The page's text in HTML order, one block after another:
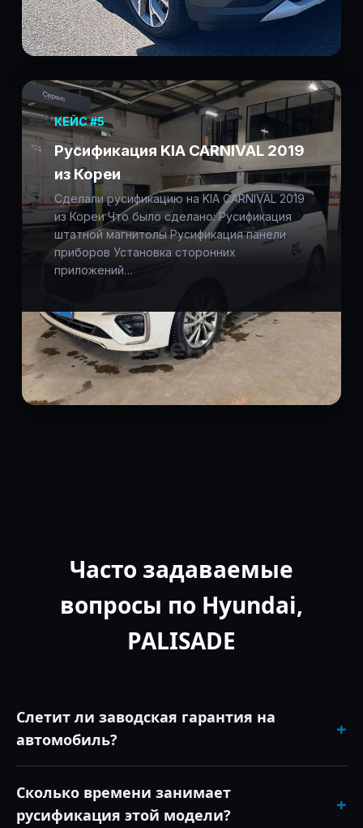
КЕЙС #5
Русификация KIA CARNIVAL 2019
из Кореи
Сделали русификацию на KIA CARNIVAL 2019
из Кореи Что было сделано: Русификация
штатной магнитолы Русификация панели
приборов Установка сторонних
приложений…
Часто задаваемые
вопросы по Hyundai,
PALISADE
Слетит ли заводская гарантия на
автомобиль?
+
Нет, процедура безопасна. Мы не меняем блоки
управления физически, а работаем исключительно на
Сколько времени занимает
русификация этой модели?
+